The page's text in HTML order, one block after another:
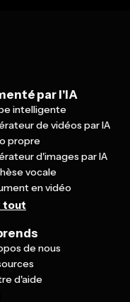
intelligente
de vidéos par IA
propre
d'images par IA
vocale
en vidéo
tout
de nous
d'aide